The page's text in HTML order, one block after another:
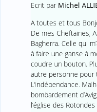
Ecrit par Michel
A toutes et tous
De mes Cheftaines,
Bagherra. Celle qui
à faire une ganse à
coudre un bouton.
autre personne pour
L’indépendance.
bombardement
l’église des